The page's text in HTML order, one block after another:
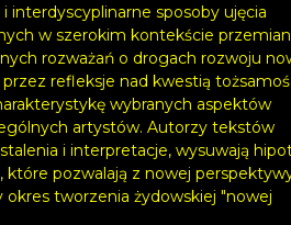
interdyscyplinarne sposoby ujęcia
w szerokim kontekście przemian
rozważań o drogach rozwoju
refleksje nad kwestią
wybranych aspektów
artystów. Autorzy tekstów
i interpretacje, wysuwają
które pozwalają z nowej
okres tworzenia żydowskiej "nowej